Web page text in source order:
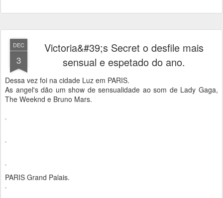
DEC
3
Victoria&#39;s Secret o desfile mais
sensual e espetado do ano.
Dessa vez foi na cidade Luz em PARIS.
As angel's dão um show de sensualidade ao som de Lady Gaga,
The Weeknd e Bruno Mars.
PARIS Grand Palais.